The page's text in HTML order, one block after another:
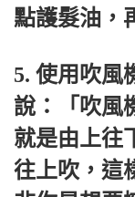
點護髮油，
5. 使用吹風
說：「吹風
就是由上往
往上吹，這